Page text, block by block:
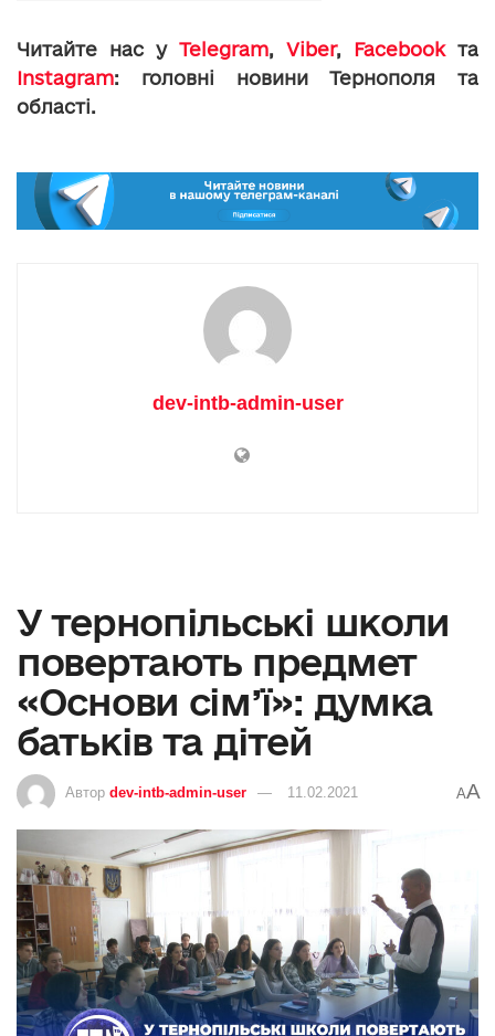
Читайте нас у Telegram, Viber, Facebookта
Instagram: головні новини Тернополя та
області.
dev-intb-admin-user
У тернопільські школи
повертають предмет
«Основи сім’ї»: думка
батьків та дітей
Автор dev-intb-admin-user 11.02.2021 AA